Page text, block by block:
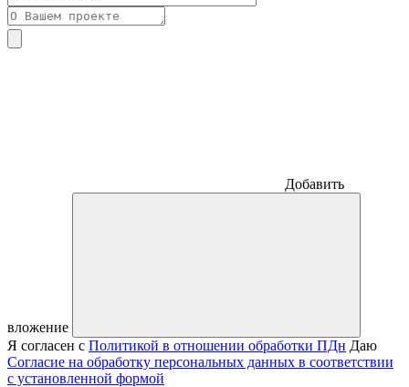
Добавить
вложение
Я согласен с Политикой в отношении обработки ПДн Даю
Согласие на обработку персональных данных в соответствии
с установленной формой